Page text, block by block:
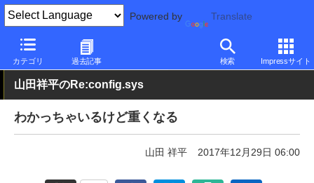
Powered by Translate
カテゴリ 過去記事 検索 Impressサイト
PC Watch 市場 技術
山田祥平のRe:config.sys
わかっちゃいるけど重くなる
山田 祥平 2017年12月29日 06:00